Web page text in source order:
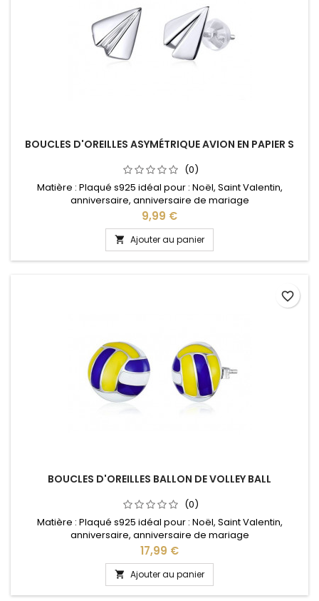
BOUCLES D'OREILLES ASYMÉTRIQUE AVION EN PAPIER S
(0)
Matière : Plaqué s925 idéal pour : Noël, Saint Valentin,
anniversaire, anniversaire de mariage
Prix
9,99 €
 Ajouter au panier
BOUCLES D'OREILLES BALLON DE VOLLEY BALL
(0)
Matière : Plaqué s925 idéal pour : Noël, Saint Valentin,
anniversaire, anniversaire de mariage
Prix
17,99 €
 Ajouter au panier
favorite_border